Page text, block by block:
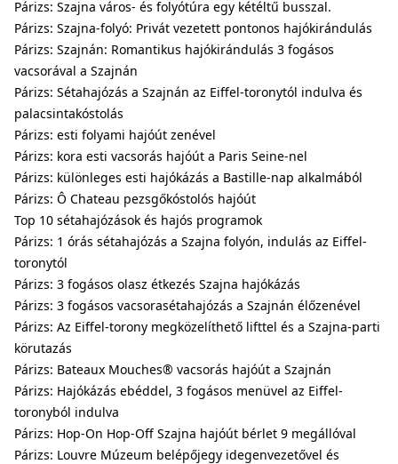
Párizs: Szajna város- és folyótúra egy kétéltű busszal.
Párizs: Szajna-folyó: Privát vezetett pontonos hajókirándulás
Párizs: Szajnán: Romantikus hajókirándulás 3 fogásos
vacsorával a Szajnán
Párizs: Sétahajózás a Szajnán az Eiffel-toronytól indulva és
palacsintakóstolás
Párizs: esti folyami hajóút zenével
Párizs: kora esti vacsorás hajóút a Paris Seine-nel
Párizs: különleges esti hajókázás a Bastille-nap alkalmából
Párizs: Ô Chateau pezsgőkóstolós hajóút
Top 10 sétahajózások és hajós programok
Párizs: 1 órás sétahajózás a Szajna folyón, indulás az Eiffel-
toronytól
Párizs: 3 fogásos olasz étkezés Szajna hajókázás
Párizs: 3 fogásos vacsorasétahajózás a Szajnán élőzenével
Párizs: Az Eiffel-torony megközelíthető lifttel és a Szajna-parti
körutazás
Párizs: Bateaux Mouches® vacsorás hajóút a Szajnán
Párizs: Hajókázás ebéddel, 3 fogásos menüvel az Eiffel-
toronyból indulva
Párizs: Hop-On Hop-Off Szajna hajóút bérlet 9 megállóval
Párizs: Louvre Múzeum belépőjegy idegenvezetővel és